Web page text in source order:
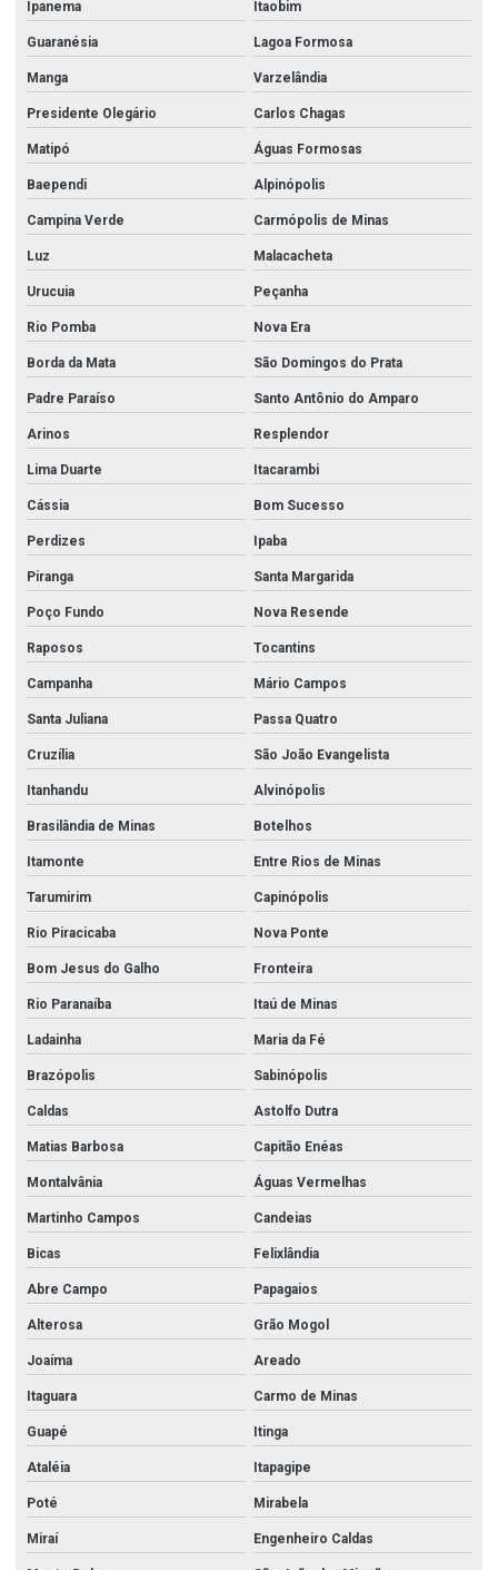
Ipanema Itaobim
Guaranésia Lagoa Formosa
Manga Varzelândia
Presidente Olegário Carlos Chagas
Matipó Águas Formosas
Baependi Alpinópolis
Campina Verde Carmópolis de Minas
Luz Malacacheta
Urucuia Peçanha
Rio Pomba Nova Era
Borda da Mata São Domingos do Prata
Padre Paraíso Santo Antônio do Amparo
Arinos Resplendor
Lima Duarte Itacarambi
Cássia Bom Sucesso
Perdizes Ipaba
Piranga Santa Margarida
Poço Fundo Nova Resende
Raposos Tocantins
Campanha Mário Campos
Santa Juliana Passa Quatro
Cruzília São João Evangelista
Itanhandu Alvinópolis
Brasilândia de Minas Botelhos
Itamonte Entre Rios de Minas
Tarumirim Capinópolis
Rio Piracicaba Nova Ponte
Bom Jesus do Galho Fronteira
Rio Paranaíba Itaú de Minas
Ladainha Maria da Fé
Brazópolis Sabinópolis
Caldas Astolfo Dutra
Matias Barbosa Capitão Enéas
Montalvânia Águas Vermelhas
Martinho Campos Candeias
Bicas Felixlândia
Abre Campo Papagaios
Alterosa Grão Mogol
Joaíma Areado
Itaguara Carmo de Minas
Guapé Itinga
Ataléia Itapagipe
Poté Mirabela
Miraí Engenheiro Caldas